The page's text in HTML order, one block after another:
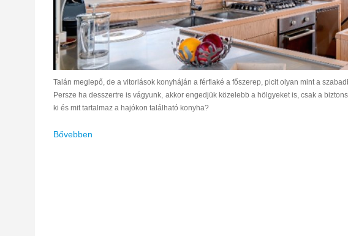
Talán meglepő, de a vitorlások konyháján a férfiaké a főszerep, picit olyan mint a
Persze ha desszertre is vágyunk, akkor engedjük közelebb a hölgyeket is, csak a
ki és mit tartalmaz a hajókon található konyha?
Bővebben